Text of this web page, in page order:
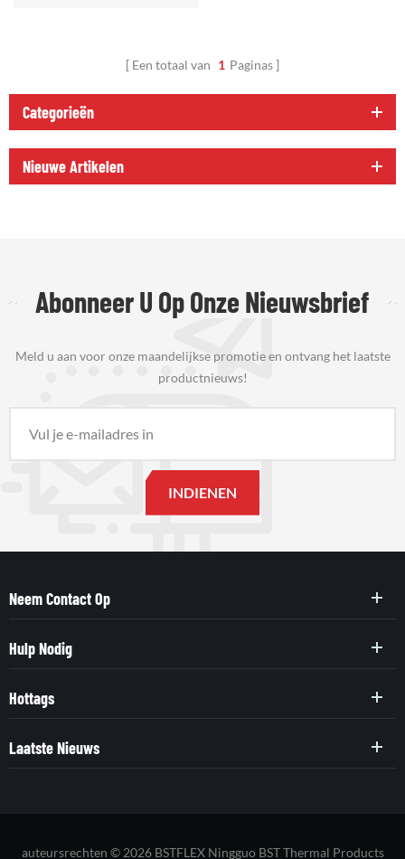
Een totaal van 1 Paginas
Categorieën
Nieuwe Artikelen
Abonneer U Op Onze Nieuwsbrief
Meld u aan voor onze maandelijkse promotie en ontvang het laatste
productnieuws!
Neem Contact Op
Hulp Nodig
Hottags
Laatste Nieuws
auteursrechten © 2026 BSTFLEX Ningguo BST Thermal Products